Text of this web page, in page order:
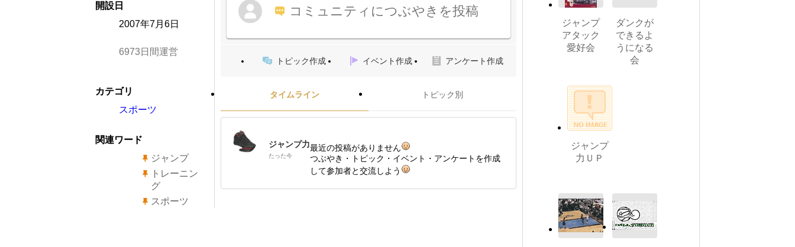
コミュニティにつぶやきを投稿
トピック作成 イベント作成 アンケート作成
タイムライン トピック別
ジャンプ力
たった今
最近の投稿がありません
つぶやき・トピック・イベント・アンケートを作成
して参加者と交流しよう
開設日
2007年7月6日
6973日間運営
カテゴリ
スポーツ
関連ワード
ジャンプ
トレーニン
グ
スポーツ
ジャンプ
アタック
愛好会
ダンクが
できるよ
うになる
会
ジャンプ
力ＵＰ